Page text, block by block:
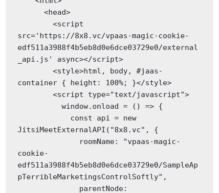
src='https://8x8.vc/vpaas-magic-cookie-
edf511a3988f4b5eb8d0e6dce03729e0/external
_api.js' async></script>
container { height: 100%; }</style>
JitsiMeetExternalAPI("8x8.vc", {
cookie-
edf511a3988f4b5eb8d0e6dce03729e0/SampleAp
pTerribleMarketingsControlSoftly",